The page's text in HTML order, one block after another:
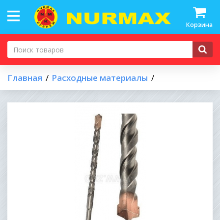
Корзина
Главная Расходные материалы